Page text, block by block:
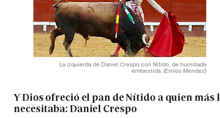
La izquierda de Daniel Crespo con Nitido, de humillada
embestida. (Emilio Mendez)
Y Dios ofreció el pan de Nítido a quien más
necesitaba: Daniel Crespo